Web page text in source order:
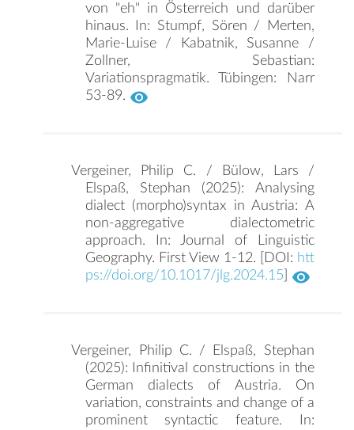
von "eh" in Österreich und darüber
hinaus. In: Stumpf, Sören / Merten,
Marie-Luise / Kabatnik, Susanne /
Zollner, Sebastian:
Variationspragmatik. Tübingen: Narr
53-89.
Vergeiner, Philip C. / Elspaß, Stephan
(2025): Infinitival constructions in the
German dialects of Austria. On
variation, constraints and change of a
prominent syntactic feature. In:
Vergeiner, Philip C. / Bülow, Lars /
Elspaß, Stephan (2025): Analysing
dialect (morpho)syntax in Austria: A
non-aggregative dialectometric
approach. In: Journal of Linguistic
Geography. First View 1-12. [DOI: htt
ps://doi.org/10.1017/jlg.2024.15